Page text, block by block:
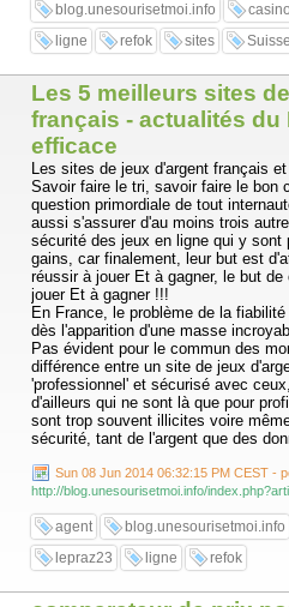
blog.unesourisetmoi.info casino
ligne
refok sites Suisse
Les 5 meilleurs sites
français - actualités du
efficace
Les sites de jeux d'argent français
Savoir faire le tri, savoir faire le bon
question primordiale de tout
aussi s'assurer d'au moins trois
sécurité des jeux en ligne qui y
gains, car finalement, leur but est
réussir à jouer Et à gagner, le but
jouer Et à gagner !!!
En France, le problème de la
dès l'apparition d'une masse
Pas évident pour le commun des
différence entre un site de jeux
'professionnel' et sécurisé avec
d'ailleurs qui ne sont là que pour
sont trop souvent illicites voire
sécurité, tant de l'argent que des
Sun 08 Jun 2014 06:32:15 PM CEST -
http://blog.unesourisetmoi.info/
agent blog.unesourisetmoi.info
lepraz23
ligne refok